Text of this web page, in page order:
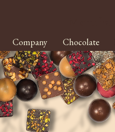
Company Chocolate